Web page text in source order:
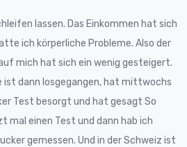
lassen. Das Einkommen hat sich
ich körperliche Probleme. Also der
mich hat sich ein wenig gesteigert.
ist dann losgegangen, hat mittwochs
Test besorgt und hat gesagt So
mal einen Test und dann hab ich
gemessen. Und in der Schweiz ist